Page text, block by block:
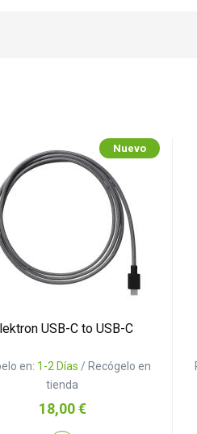
Nuevo
USB-C to USB-C
en: 1-2 Días / Recógelo en
tienda
Precio
18,00 €